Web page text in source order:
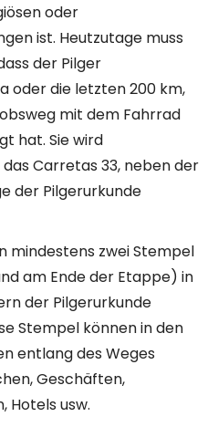
oder
ist. Heutzutage muss
der Pilger
oder die letzten 200 km,
mit dem Fahrrad
hat. Sie wird
das Carretas 33, neben der
der Pilgerurkunde
mindestens zwei Stempel
am Ende der Etappe) in
der Pilgerurkunde
Stempel können in den
entlang des Weges
Geschäften,
Hotels usw.